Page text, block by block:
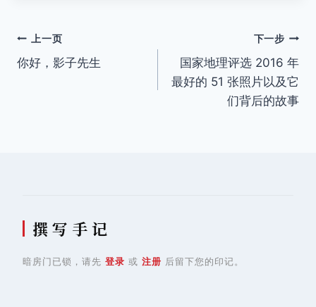
文
章
上一页
你好，影子先生
下一步
国家地理评选 2016 年
最好的 51 张照片以及它
们背后的故事
撰 写 手 记
暗房门已锁，请先 登录 或 注册 后留下您的印记。